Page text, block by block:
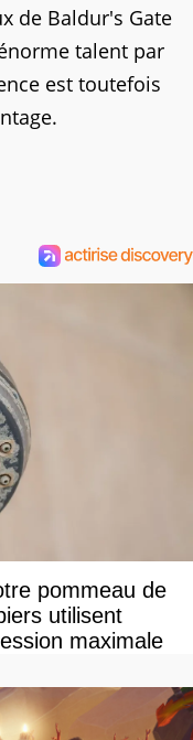
de Baldur's Gate
talent par
est toutefois
pommeau de
utilisent
maximale